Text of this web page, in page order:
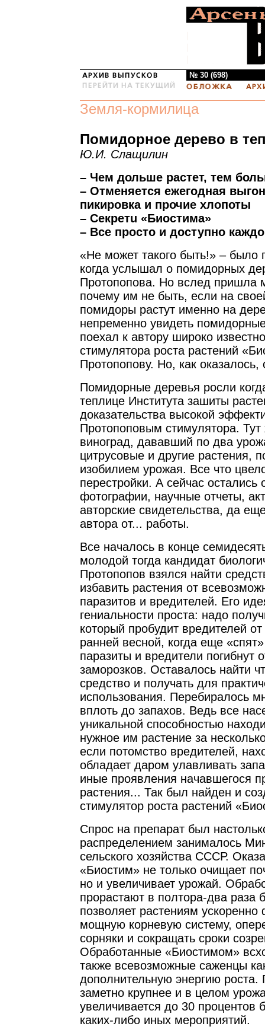
№ 30 (698)
Земля-кормилица
Помидорное дерево в
Ю.И. Слащилин
– Чем дольше растет, тем
– Отменяется ежегодная
пикировка и прочие хлопоты
– Секретu «Биостима»
– Все просто и доступно
«Не может такого быть!» –
когда услышал о помидорных
Протопопова. Но вслед пришла
почему им не быть, если на
помидоры растут именно на
непременно увидеть
поехал к автору широко
стимулятора роста растений
Протопопову. Но, как оказалось,
Помидорные деревья росли
теплице Института зашиты
доказательства высокой
Протопоповым стимулятора. Тут
виноград, дававший по два
цитрусовые и другие растения,
изобилием урожая. Все что
перестройки. А сейчас остались
фотографии, научные отчеты,
авторские свидетельства, да
автора от... работы.
Все началось в конце
молодой тогда кандидат
Протопопов взялся найти
избавить растения от
паразитов и вредителей. Его
гениальности проста: надо
который пробудит вредителей
ранней весной, когда еще
паразиты и вредители погибнут
заморозков. Оставалось найти
средство и получать для
использования. Перебиралось
вплоть до запахов. Ведь все
уникальной способностью
нужное им растение за
если потомство вредителей,
обладает даром улавливать
иные проявления начавшегося
растения... Так был найден и
стимулятор роста растений
Спрос на препарат был
распределением занималось
сельского хозяйства СССР.
«Биостим» не только очищает
но и увеличивает урожай.
прорастают в полтора-два раза
позволяет растениям
мощную корневую систему,
сорняки и сокращать сроки
Обработанные «Биостимом»
также всевозможные саженцы
дополнительную энергию роста.
заметно крупнее и в целом
увеличивается до 30 процентов
каких-либо иных мероприятий.